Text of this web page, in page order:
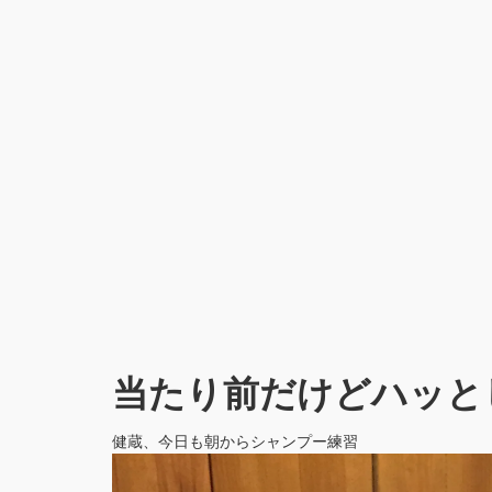
当たり前だけどハッ
健蔵、今日も朝からシャンプー練習